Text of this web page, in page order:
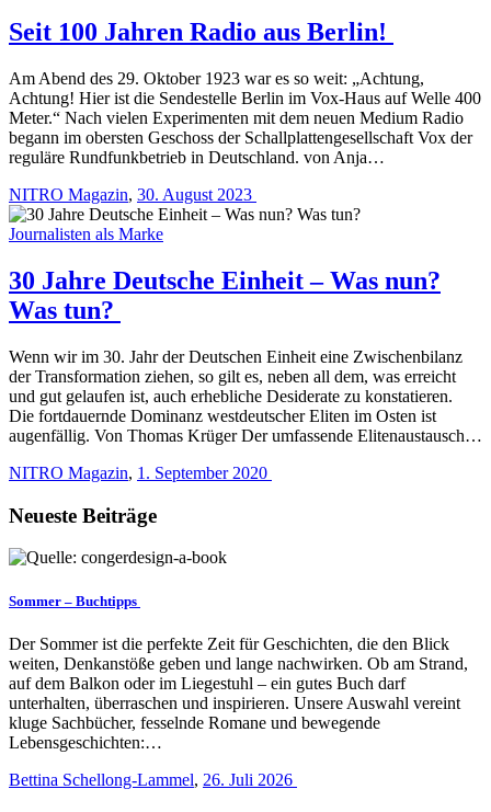
Seit 100 Jahren Radio aus Berlin!
Am Abend des 29. Oktober 1923 war es so weit: „Achtung,
Achtung! Hier ist die Sendestelle Berlin im Vox-Haus auf Welle 400
Meter.“ Nach vielen Experimenten mit dem neuen Medium Radio
begann im obersten Geschoss der Schallplattengesellschaft Vox der
reguläre Rundfunkbetrieb in Deutschland. von Anja…
NITRO Magazin, 30. August 2023
Journalisten als Marke
30 Jahre Deutsche Einheit – Was nun?
Was tun?
Wenn wir im 30. Jahr der Deutschen Einheit eine Zwischenbilanz
der Transformation ziehen, so gilt es, neben all dem, was erreicht
und gut gelaufen ist, auch erhebliche Desiderate zu konstatieren.
Die fortdauernde Dominanz westdeutscher Eliten im Osten ist
augenfällig. Von Thomas Krüger Der umfassende Elitenaustausch…
NITRO Magazin, 1. September 2020
Neueste Beiträge
Sommer – Buchtipps
Der Sommer ist die perfekte Zeit für Geschichten, die den Blick
weiten, Denkanstöße geben und lange nachwirken. Ob am Strand,
auf dem Balkon oder im Liegestuhl – ein gutes Buch darf
unterhalten, überraschen und inspirieren. Unsere Auswahl vereint
kluge Sachbücher, fesselnde Romane und bewegende
Lebensgeschichten:…
Bettina Schellong-Lammel, 26. Juli 2026